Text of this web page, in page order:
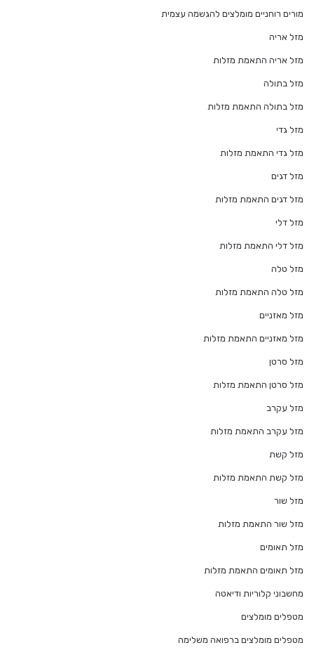
מורים רוחניים מומלצים להגשמה עצמית
מזל אריה
מזל אריה התאמת מזלות
מזל בתולה
מזל בתולה התאמת מזלות
מזל גדי
מזל גדי התאמת מזלות
מזל דגים
מזל דגים התאמת מזלות
מזל דלי
מזל דלי התאמת מזלות
מזל טלה
מזל טלה התאמת מזלות
מזל מאזניים
מזל מאזניים התאמת מזלות
מזל סרטן
מזל סרטן התאמת מזלות
מזל עקרב
מזל עקרב התאמת מזלות
מזל קשת
מזל קשת התאמת מזלות
מזל שור
מזל שור התאמת מזלות
מזל תאומים
מזל תאומים התאמת מזלות
מחשבוני קלוריות ודיאטה
מטפלים מומלצים
מטפלים מומלצים ברפואה משלימה